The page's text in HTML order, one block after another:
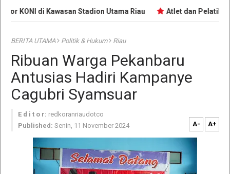
KONI di Kawasan Stadion Utama Riau Atlet dan Pelatih
BERITA UTAMA Politik & Hukum Riau
Ribuan Warga Pekanbaru
Antusias Hadiri Kampanye
Cagubri Syamsuar
E d i t o r: redkoranriaudotco
Published: Senin, 11 November 2024 A- A+